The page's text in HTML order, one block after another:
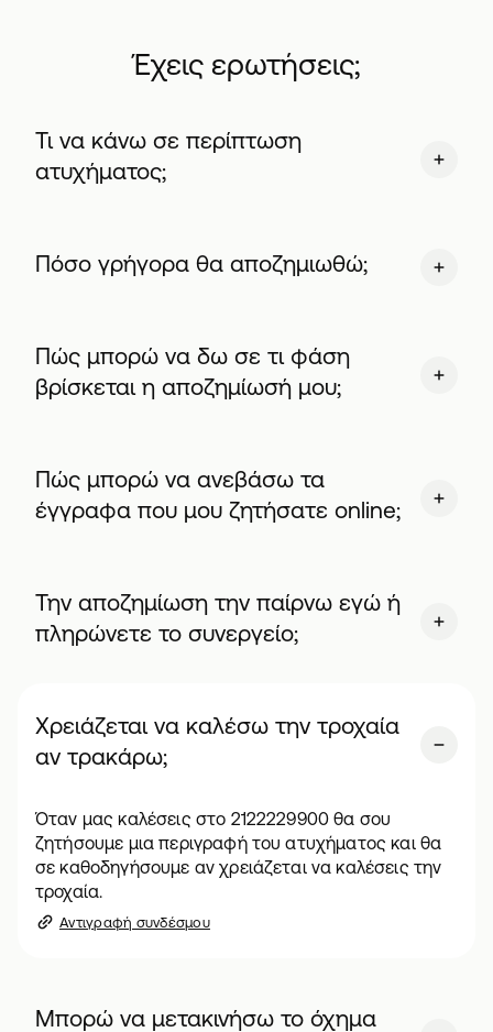
Έχεις ερωτήσεις;
Τι να κάνω σε περίπτωση
ατυχήματος;
Πόσο γρήγορα θα αποζημιωθώ;
Πώς μπορώ να δω σε τι φάση
βρίσκεται η αποζημίωσή μου;
Πώς μπορώ να ανεβάσω τα
έγγραφα που μου ζητήσατε online;
Την αποζημίωση την παίρνω εγώ ή
πληρώνετε το συνεργείο;
Χρειάζεται να καλέσω την τροχαία
αν τρακάρω;
Όταν μας καλέσεις στο 2122229900 θα σου
ζητήσουμε μια περιγραφή του ατυχήματος και θα
σε καθοδηγήσουμε αν χρειάζεται να καλέσεις την
τροχαία.
Αντιγραφή συνδέσμου
Μπορώ να μετακινήσω το όχημα